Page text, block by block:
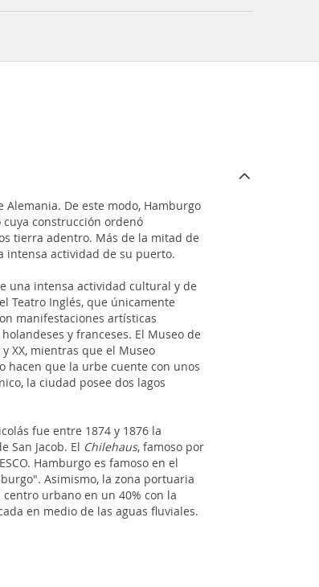
De este modo, Hamburgo
construcción ordenó
tierra adentro. Más de la mitad de
intensa actividad de su puerto.
una intensa actividad cultural y de
Teatro Inglés, que únicamente
manifestaciones artísticas
y franceses. El Museo de
XX, mientras que el Museo
hacen que la urbe cuente con unos
la ciudad posee dos lagos
fue entre 1874 y 1876 la
San Jacob. El Chilehaus, famoso por
Hamburgo es famoso en el
Asimismo, la zona portuaria
urbano en un 40% con la
en medio de las aguas fluviales.